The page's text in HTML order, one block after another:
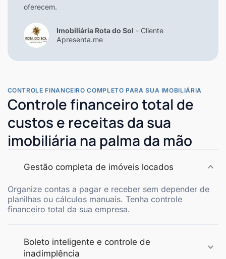
CONTROLE FINANCEIRO COMPLETO PARA SUA IMOBILIÁRIA
Controle financeiro total de
custos e receitas da sua
imobiliária na palma da mão
Gestão completa de imóveis locados
Organize contas a pagar e receber sem depender de
planilhas ou cálculos manuais. Tenha controle
financeiro total da sua empresa.
Boleto inteligente e controle de
inadimplência
oferecem.
Imobiliária Rota do Sol - Cliente
Apresenta.me